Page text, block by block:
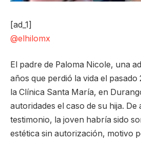
[ad_1]
@elhilomx
El padre de Paloma Nicole, una
años que perdió la vida el pasado
la Clínica Santa María, en
autoridades el caso de su hija.
testimonio, la joven habría sido
estética sin autorización, motivo